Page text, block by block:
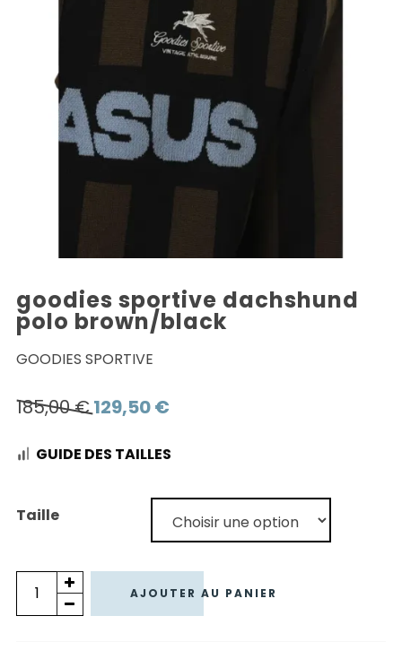
goodies sportive dachshund
polo brown/black
GOODIES SPORTIVE
185,00€ Le
initial
129,50€Le
actuel
GUIDE DES TAILLES
Taille
quantité
de
AJOUTER AU PANIER